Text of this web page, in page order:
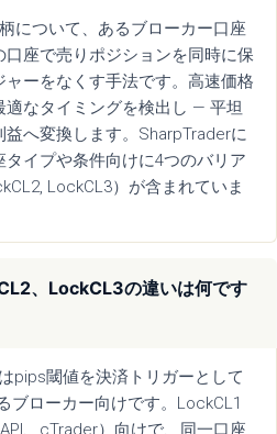
について、あるブローカー口座
座で売りポジションを同時に保
ーをなくす手法です。高速価格
適なタイミングを検出し — 平坦
へ変換します。SharpTraderに
イプや条件向けに4つのバリア
LockCL3）が含まれていま
、LockCL3の違いは何です
pips閾値を決済トリガーとして
ブローカー向けです。LockCL1
、cTrader）向けで、同一口座